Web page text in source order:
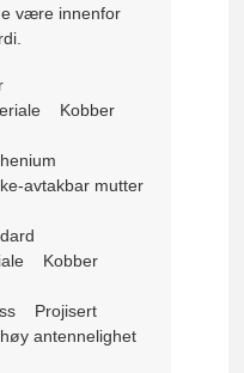
være innenfor
Kobber
avtakbar mutter
Kobber
Projisert
antennelighet